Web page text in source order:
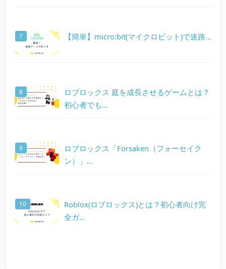
【簡単】micro:bit(マイクロビット)で迷路…
ロブロックス 庭を成長させるゲームとは？
初心者でも…
ロブロックス「Forsaken（フォーセイク
ン）」…
Roblox(ロブロックス)とは？初心者向け完
全ガ…